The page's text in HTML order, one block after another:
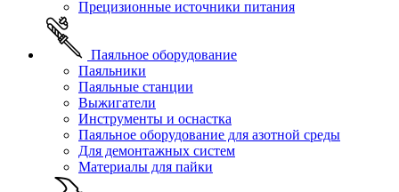
Прецизионные источники питания
Паяльное оборудование
Паяльники
Паяльные станции
Выжигатели
Инструменты и оснастка
Паяльное оборудование для азотной среды
Для демонтажных систем
Материалы для пайки